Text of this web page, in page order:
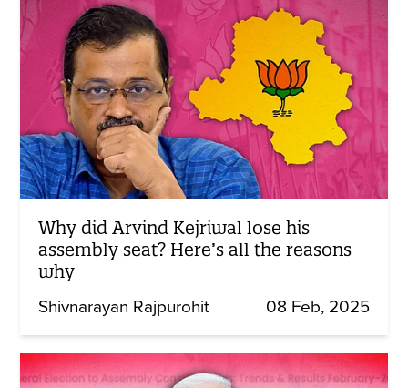
Why did Arvind Kejriwal lose his
assembly seat? Here’s all the reasons
why
Shivnarayan Rajpurohit 08 Feb, 2025